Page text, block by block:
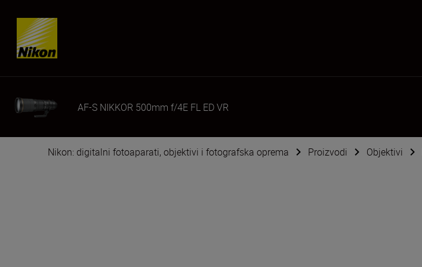
Skip content
AF-S NIKKOR 500mm f/4E FL ED VR
Nikon: digitalni fotoaparati, objektivi i fotografska oprema Proizvodi Objektivi